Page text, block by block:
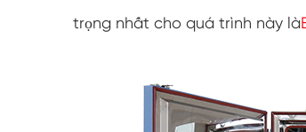
trọng nhất cho quá trình này là